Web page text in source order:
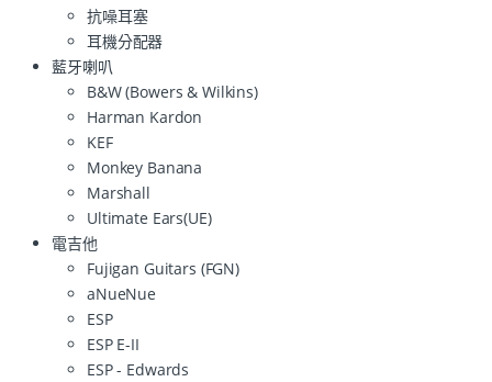
抗噪耳塞
耳機分配器
藍牙喇叭
B&W (Bowers & Wilkins)
Harman Kardon
KEF
Monkey Banana
Marshall
Ultimate Ears(UE)
電吉他
Fujigan Guitars (FGN)
aNueNue
ESP
ESP E-II
ESP - Edwards